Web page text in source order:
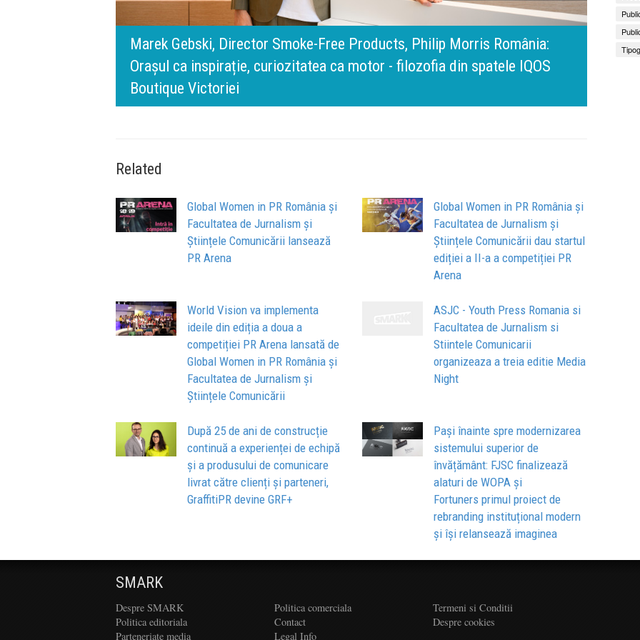
140 de ani de Mercedes-Benz. Ramona Pîrlog: Cel mai important „test al
timpului” este să inovăm constant, dar cu aceeași responsabilitate față
de oameni, siguranță și calitate
Related
Global Women in PR România și
Facultatea de Jurnalism și
Științele Comunicării lansează
PR Arena
Global Women in PR România și
Facultatea de Jurnalism și
Științele Comunicării dau startul
ediției a II-a a competiției PR
Arena
World Vision va implementa
ideile din ediția a doua a
competiției PR Arena lansată de
Global Women in PR România și
Facultatea de Jurnalism și
Științele Comunicării
ASJC - Youth Press Romania si
Facultatea de Jurnalism si
Stiintele Comunicarii
organizeaza a treia editie Media
Night
După 25 de ani de construcție
continuă a experienței de echipă
și a produsului de comunicare
livrat către clienți și parteneri,
GraffitiPR devine GRF+
Pași înainte spre modernizarea
sistemului superior de
învățământ: FJSC finalizează
alaturi de WOPA și
Fortuners primul proiect de
rebranding instituțional modern
și își relansează imaginea
SMARK
Despre SMARK
Politica editoriala
Parteneriate media
Politica comerciala
Contact
Legal Info
Termeni si Conditii
Despre cookies